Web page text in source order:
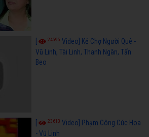
24595 Video] Kẻ Chợ Người Quê -
Vũ Linh, Tài Linh, Thanh Ngân, Tấn
Beo
23613 Video] Phạm Công Cúc Hoa
- Vũ Linh